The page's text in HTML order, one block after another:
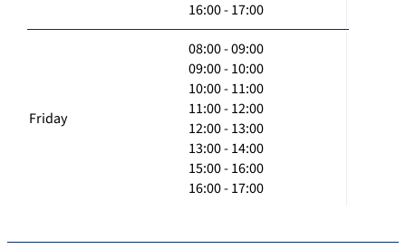
16:00 - 17:00
Friday
08:00 - 09:00
09:00 - 10:00
10:00 - 11:00
11:00 - 12:00
12:00 - 13:00
13:00 - 14:00
15:00 - 16:00
16:00 - 17:00